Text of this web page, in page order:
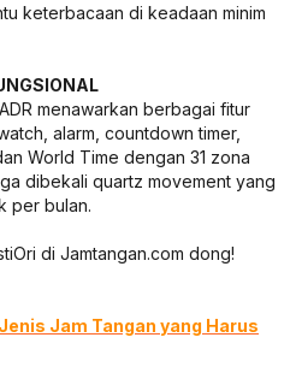
keterbacaan di keadaan minim
menawarkan berbagai fitur
alarm, countdown timer,
World Time dengan 31 zona
dibekali quartz movement yang
per bulan.
di Jamtangan.com dong!
Jam Tangan yang Harus